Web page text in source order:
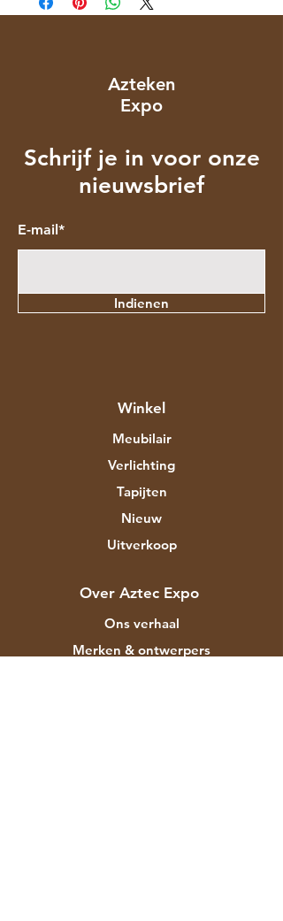
Azteken
Expo
Schrijf je in voor onze
nieuwsbrief
E-mail*
Indienen
Winkel
Meubilair
Verlichting
Tapijten
Nieuw
Uitverkoop
Over Aztec Expo
Ons verhaal
Merken & ontwerpers